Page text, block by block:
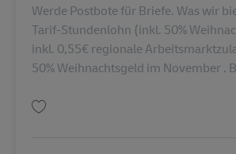
Werde Postbote für Briefe. Was wir
Tarif-Stundenlohn (inkl. 50%
inkl. 0,55€ regionale
50% Weihnachtsgeld im November .